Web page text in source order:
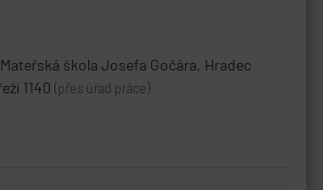
škola Josefa Gočára, Hradec
1140 (přes úřad práce)